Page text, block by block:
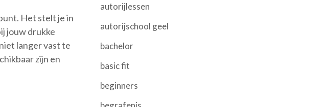
Het stelt je in
jouw drukke
langer vast te
zijn en
autorijlessen
autorijschool geel
bachelor
basic fit
beginners